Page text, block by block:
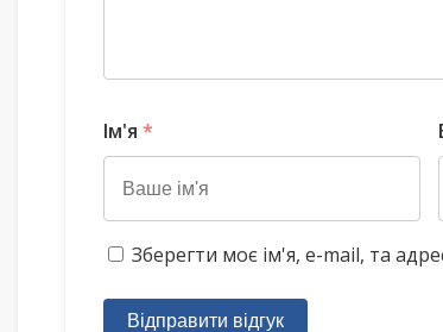
Ім'я *
Зберегти моє ім'я, e-mail, та
Відправити відгук